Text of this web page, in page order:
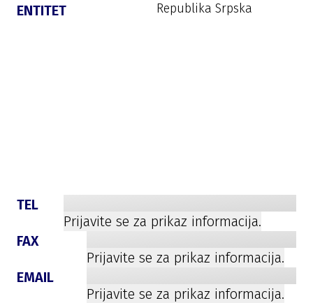
ENTITET
Republika Srpska
TEL
Prijavite se za prikaz informacija.
FAX
Prijavite se za prikaz informacija.
EMAIL
Prijavite se za prikaz informacija.